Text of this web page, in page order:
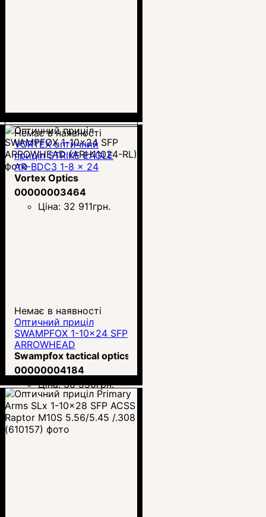
Немає в наявності
VORTEX оптичний
приціл STRIKE EAGLE
AR-BDC3 1-8 x 24
Vortex Optics
00000003464
Ціна: 32 911грн.
Немає в наявності
Оптичний приціл
SWAMPFOX 1-10x24 SFP
ARROWHEAD
(ARH11024-RL)
Swampfox tactical optics
00000004184
Ціна:30 550грн.